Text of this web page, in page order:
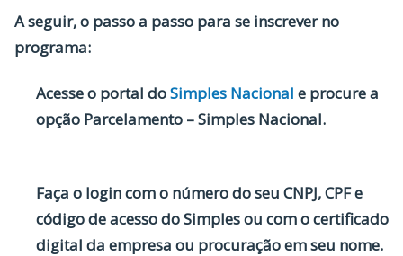
A seguir, o passo a passo para se inscrever no
programa:
Acesse o portal doSimples Nacional e procure a
opção Parcelamento – Simples Nacional.
Faça o login com o número do seu CNPJ, CPF e
código de acesso do Simples ou com o certificado
digital da empresa ou procuração em seu nome.